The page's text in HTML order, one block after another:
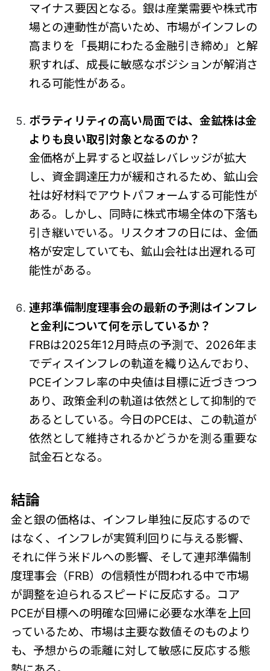
マイナス要因となる。銀は産業需要や株式市
場との連動性が高いため、市場がインフレの
高まりを「長期にわたる金融引き締め」と解
釈すれば、成長に敏感なポジションが解消さ
れる可能性がある。
ボラティリティの高い局面では、金鉱株は金
よりも良い取引対象となるのか？
金価格が上昇すると収益レバレッジが拡大
し、資金調達圧力が緩和されるため、鉱山会
社は好材料でアウトパフォームする可能性が
ある。しかし、同時に株式市場全体の下落も
引き継いでいる。リスクオフの日には、金価
格が安定していても、鉱山会社は出遅れる可
能性がある。
連邦準備制度理事会の最新の予測はインフレ
と金利について何を示しているか？
FRBは2025年12月時点の予測で、2026年ま
でディスインフレの軌道を織り込んでおり、
PCEインフレ率の中央値は目標に近づきつつ
あり、政策金利の軌道は依然として抑制的で
あるとしている。今日のPCEは、この軌道が
依然として維持されるかどうかを測る重要な
試金石となる。
結論
金と銀の価格は、インフレ単独に反応するので
はなく、インフレが実質利回りに与える影響、
それに伴う米ドルへの影響、そして連邦準備制
度理事会（FRB）の信頼性が問われる中で市場
が調整を迫られるスピードに反応する。コア
PCEが目標への明確な回帰に必要な水準を上回
っているため、市場は主要な数値そのものより
も、予想からの乖離に対して敏感に反応する態